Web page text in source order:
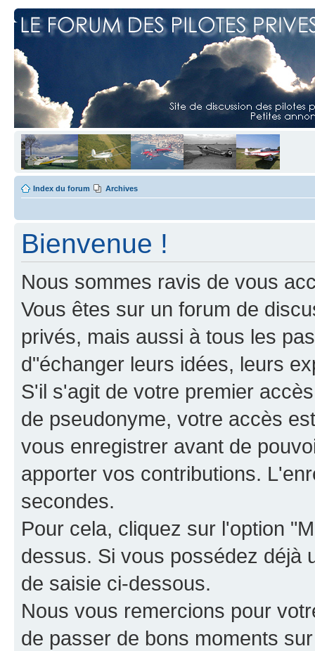
Index du forum Archives
Bienvenue !
Nous sommes ravis de vous
Vous êtes sur un forum de
privés, mais aussi à tous les
d"échanger leurs idées, leurs
S'il s'agit de votre premier
de pseudonyme, votre accès
vous enregistrer avant de
apporter vos contributions.
secondes.
Pour cela, cliquez sur l'option
dessus. Si vous possédez déjà
de saisie ci-dessous.
Nous vous remercions pour
de passer de bons moments